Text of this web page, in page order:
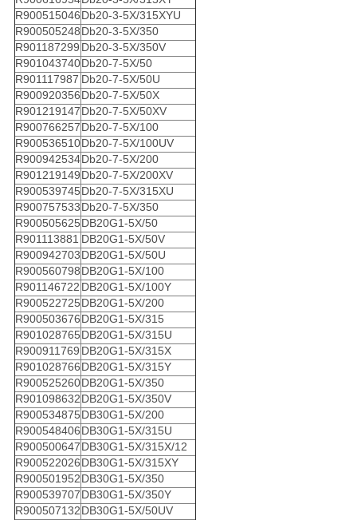
R900515046Db20-3-5X/315XYU
R900505248Db20-3-5X/350
R901187299 Db20-3-5X/350V
R901043740Db20-7-5X/50
R901117987 Db20-7-5X/50U
R900920356Db20-7-5X/50X
R901219147Db20-7-5X/50XV
R900766257Db20-7-5X/100
R900536510Db20-7-5X/100UV
R900942534Db20-7-5X/200
R901219149Db20-7-5X/200XV
R900539745Db20-7-5X/315XU
R900757533Db20-7-5X/350
R900505625DB20G1-5X/50
R901113881 DB20G1-5X/50V
R900942703DB20G1-5X/50U
R900560798DB20G1-5X/100
R901146722 DB20G1-5X/100Y
R900522725DB20G1-5X/200
R900503676DB20G1-5X/315
R901028765DB20G1-5X/315U
R900911769 DB20G1-5X/315X
R901028766DB20G1-5X/315Y
R900525260DB20G1-5X/350
R901098632DB20G1-5X/350V
R900534875DB30G1-5X/200
R900548406DB30G1-5X/315U
R900500647DB30G1-5X/315X/12
R900522026DB30G1-5X/315XY
R900501952DB30G1-5X/350
R900539707DB30G1-5X/350Y
R900507132DB30G1-5X/50UV